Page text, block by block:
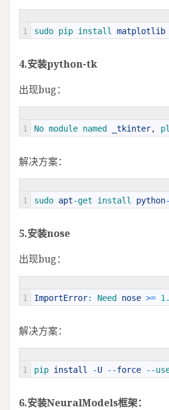
1 sudo pip install matplotlib
4.安装python-tk
出现bug：
1 No module named _tkinter,
解决方案：
1 sudo apt-get install python-
5.安装nose
出现bug：
1 ImportError: Need nose >=
解决方案：
1 pip install -U --force --
6.安装NeuralModels框架：